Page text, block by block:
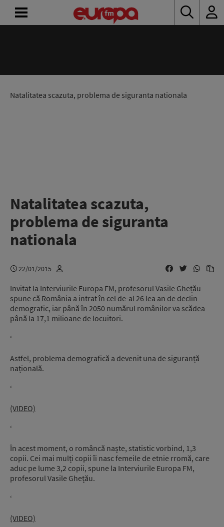
Natalitatea scazuta, problema de siguranta nationala
Natalitatea scazuta,
problema de siguranta
nationala
22/01/2015
Invitat la Interviurile Europa FM, profesorul Vasile Ghețău
spune că România a intrat în cel de-al 26 lea an de declin
demografic, iar până în 2050 numărul românilor va scădea
până la 17,1 milioane de locuitori.
‘
Astfel, problema demografică a devenit una de siguranță
națională.
‘
(VIDEO)
‘
În acest moment, o româncă naște, statistic vorbind, 1,3
copii. Cei mai mulți copii îi nasc femeile de etnie rromă, care
aduc pe lume 3,2 copii, spune la Interviurile Europa FM,
profesorul Vasile Ghețău.
‘
(VIDEO)
RADIO